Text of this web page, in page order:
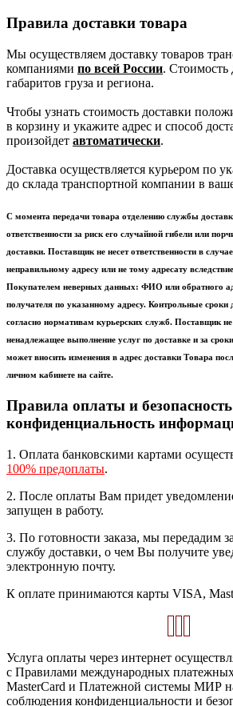
Правила доставки товара
Мы осуществляем доставку товаров
компаниями по всей России. Стоимость
габаритов груза и региона.
Чтобы узнать стоимость доставки
в корзину и укажите адрес и способ
произойдет автоматически.
Доставка осуществляется курьером по
до склада транспортной компании в
С момента передачи товара отделению службы
ответственности за риск его случайной гибели или
доставки. Поставщик не несет ответственности в
неправильному адресу или не тому адресату
Покупателем неверных данных: ФИО или обратного
получателя по указанному адресу. Контрольные сроки
согласно нормативам курьерских служб. Поставщик не
ненадлежащее выполнение услуг по доставке и за
может вносить изменения в адрес доставки Товара
личном кабинете на сайте.
Правила оплаты и
конфиденциальность
1. Оплата банковскими картами
100% предоплаты.
2. После оплаты Вам придет
запущен в работу.
3. По готовности заказа, мы передадим
службу доставки, о чем Вы получите
электронную почту.
К оплате принимаются карты VISA,
Услуга оплаты через интернет
с Правилами международных
MasterCard и Платежной системы МИР
соблюдения конфиденциальности и